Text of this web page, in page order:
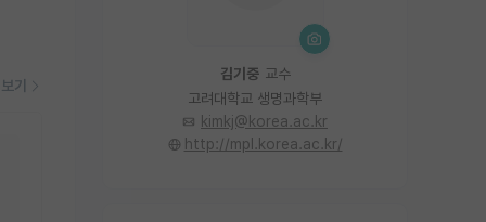
기
김기중 교수
고려대학교 생명과학부
kimkj@korea.ac.kr
http://mpl.korea.ac.kr/